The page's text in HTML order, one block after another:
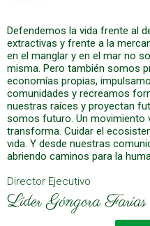
Defendemos la vida frente al
extractivas y frente a la
en el manglar y en el mar no
misma. Pero también somos
economías propias,
comunidades y recreamos
nuestras raíces y proyectan
somos futuro. Un movimiento
transforma. Cuidar el
vida. Y desde nuestras
abriendo caminos para la
Director Ejecutivo
Líder Góngora Farías